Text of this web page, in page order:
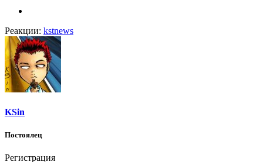
Реакции: kstnews
KSin
Постоялец
Регистрация